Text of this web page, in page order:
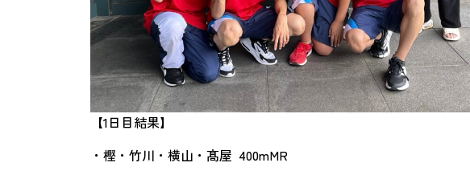
【1日目結果】
・樫・竹川・横山・髙屋 400mMR